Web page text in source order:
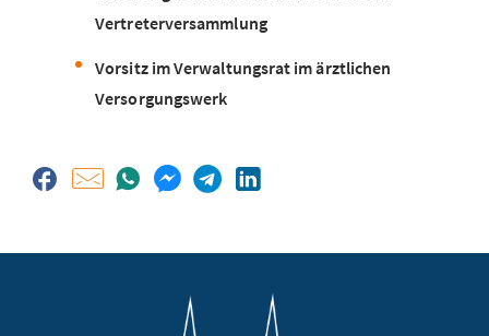
Vertreterversammlung
Vorsitz im Verwaltungsrat im ärztlichen
Versorgungswerk